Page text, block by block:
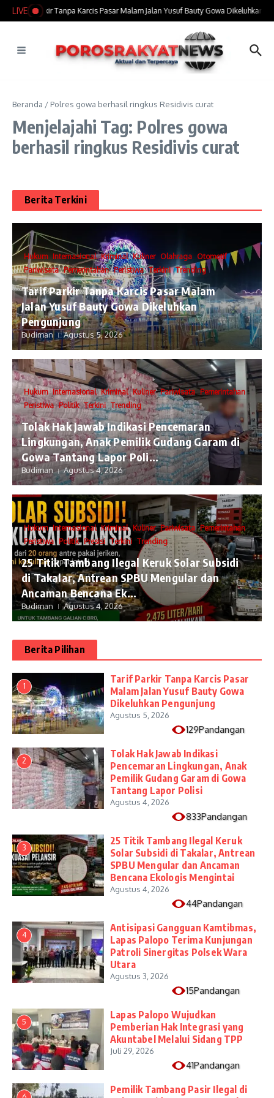
Lewati ke konten
LIVE
Tarif Parkir Tanpa Karcis Pasar Malam Jalan Yusuf Bauty Gowa Dikeluhkan
Beranda / Polres gowa berhasil ringkus Residivis curat
Menjelajahi Tag: Polres gowa
berhasil ringkus Residivis curat
Berita Terkini
Hukum Internasional Kriminal Kuliner Olahraga Otomotif
Pariwisata Pemerintahan Peristiwa Terkini Trending
Tarif Parkir Tanpa Karcis Pasar Malam
Jalan Yusuf Bauty Gowa Dikeluhkan
Pengunjung
Budiman Agustus 5, 2026
Hukum Internasional Kriminal Kuliner Pariwisata Pemerintahan
Peristiwa Politik Terkini Trending
Tolak Hak Jawab Indikasi Pencemaran
Lingkungan, Anak Pemilik Gudang Garam di
Gowa Tantang Lapor Poli...
Budiman Agustus 4, 2026
Hukum Internasional Kriminal Kuliner Pariwisata Pemerintahan
Peristiwa Politik Presisi Terkini Trending
25 Titik Tambang Ilegal Keruk Solar Subsidi
di Takalar, Antrean SPBU Mengular dan
Ancaman Bencana Ek...
Budiman Agustus 4, 2026
Berita Pilihan
1
Tarif Parkir Tanpa Karcis Pasar
Malam Jalan Yusuf Bauty Gowa
Dikeluhkan Pengunjung
Agustus 5, 2026
129Pandangan
2
Tolak Hak Jawab Indikasi
Pencemaran Lingkungan, Anak
Pemilik Gudang Garam di Gowa
Tantang Lapor Polisi
Agustus 4, 2026
833Pandangan
3
25 Titik Tambang Ilegal Keruk
Solar Subsidi di Takalar, Antrean
SPBU Mengular dan Ancaman
Bencana Ekologis Mengintai
Agustus 4, 2026
44Pandangan
4
Antisipasi Gangguan Kamtibmas,
Lapas Palopo Terima Kunjungan
Patroli Sinergitas Polsek Wara
Utara
Agustus 3, 2026
15Pandangan
5
Lapas Palopo Wujudkan
Pemberian Hak Integrasi yang
Akuntabel Melalui Sidang TPP
Juli 29, 2026
41Pandangan
Pemilik Tambang Pasir Ilegal di